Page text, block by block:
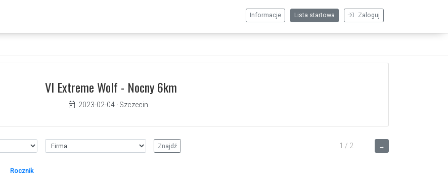
Zaloguj
Lista startowa
Informacje
VI Extreme Wolf - Nocny 6km
2023-02-04· Szczecin
→
1 / 2
Rocznik